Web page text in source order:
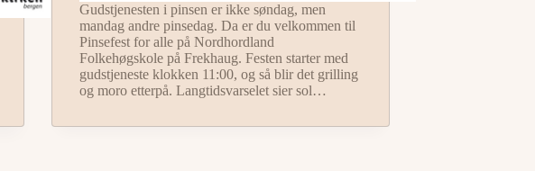
Gudstjenesten i pinsen er ikke søndag, men
mandag andre pinsedag. Da er du velkommen til
Pinsefest for alle på Nordhordland
Folkehøgskole på Frekhaug. Festen starter med
gudstjeneste klokken 11:00, og så blir det grilling
og moro etterpå. Langtidsvarselet sier sol…